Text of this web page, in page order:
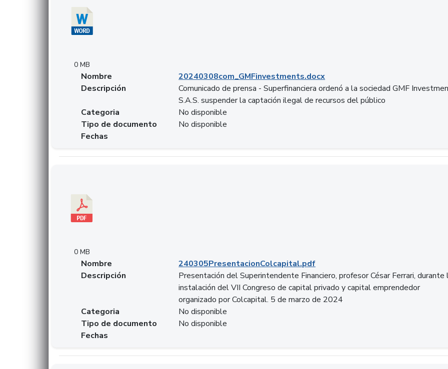
0 MB
Nombre
20240308com_GMFinvestments.docx
Descripción
Comunicado de prensa - Superfinanciera ordenó a la sociedad GMF
S.A.S. suspender la captación ilegal de recursos del público
Categoria
No disponible
Tipo de documento
No disponible
Fechas
0 MB
Nombre
240305PresentacionColcapital.pdf
Descripción
Presentación del Superintendente Financiero, profesor César Ferrari, durante
instalación del VII Congreso de capital privado y capital emprendedor
organizado por Colcapital. 5 de marzo de 2024
Categoria
No disponible
Tipo de documento
No disponible
Fechas